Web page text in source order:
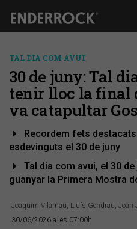
TAL DIA COM AVUI
30 de juny: Tal
tenir lloc la final
va catapultar
Recordem fets
esdevinguts el 30 de juny
Tal dia com avui, el 30
guanyar la Primera Mostra
Joaquim Vilarnau, Lluís Gendrau, Joan
30/06/2026 a les 07:00h